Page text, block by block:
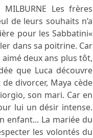
MILBURNE Les frères
de leurs souhaits n’a
pour les Sabbatini«
dans sa poitrine. Car
deux ans plus tôt,
que Luca découvre
divorcer, Maya cède
son mari. Car en
lui un désir intense.
enfant... La mariée du
les volontés du